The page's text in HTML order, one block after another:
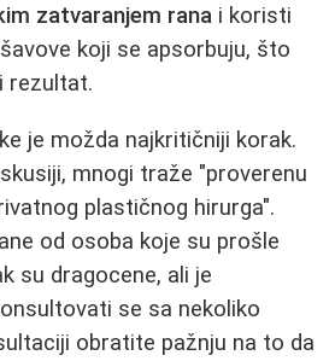
zatvaranjem rana i koristi
koji se apsorbuju, što
rezultat.
je možda najkritičniji korak.
mnogi traže "proverenu
plastičnog hirurga".
od osoba koje su prošle
su dragocene, ali je
se sa nekoliko
obratite pažnju na to da